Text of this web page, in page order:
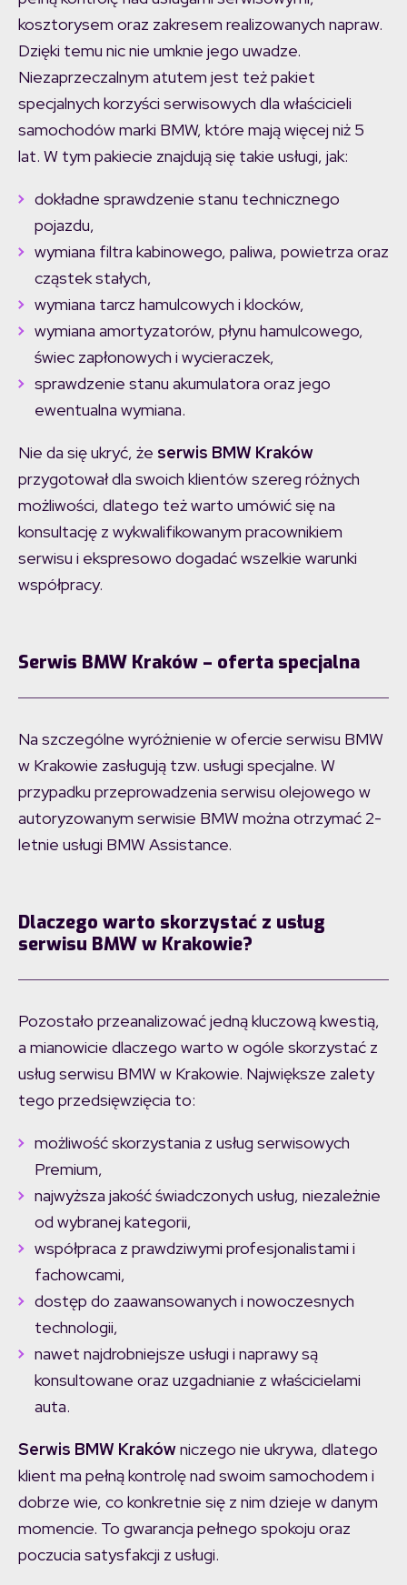
kosztorysem oraz zakresem realizowanych napraw.
Dzięki temu nic nie umknie jego uwadze.
Niezaprzeczalnym atutem jest też pakiet
specjalnych korzyści serwisowych dla właścicieli
samochodów marki BMW, które mają więcej niż 5
lat. W tym pakiecie znajdują się takie usługi, jak:
dokładne sprawdzenie stanu technicznego
pojazdu,
wymiana filtra kabinowego, paliwa, powietrza oraz
cząstek stałych,
wymiana tarcz hamulcowych i klocków,
wymiana amortyzatorów, płynu hamulcowego,
świec zapłonowych i wycieraczek,
sprawdzenie stanu akumulatora oraz jego
ewentualna wymiana.
Nie da się ukryć, że serwis BMW Kraków
przygotował dla swoich klientów szereg różnych
możliwości, dlatego też warto umówić się na
konsultację z wykwalifikowanym pracownikiem
serwisu i ekspresowo dogadać wszelkie warunki
współpracy.
Serwis BMW Kraków – oferta specjalna
Na szczególne wyróżnienie w ofercie serwisu BMW
w Krakowie zasługują tzw. usługi specjalne. W
przypadku przeprowadzenia serwisu olejowego w
autoryzowanym serwisie BMW można otrzymać 2-
letnie usługi BMW Assistance.
Dlaczego warto skorzystać z usług
serwisu BMW w Krakowie?
Pozostało przeanalizować jedną kluczową kwestią,
a mianowicie dlaczego warto w ogóle skorzystać z
usług serwisu BMW w Krakowie. Największe zalety
tego przedsięwzięcia to:
możliwość skorzystania z usług serwisowych
Premium,
najwyższa jakość świadczonych usług, niezależnie
od wybranej kategorii,
współpraca z prawdziwymi profesjonalistami i
fachowcami,
dostęp do zaawansowanych i nowoczesnych
technologii,
nawet najdrobniejsze usługi i naprawy są
konsultowane oraz uzgadnianie z właścicielami
auta.
Serwis BMW Krakówniczego nie ukrywa, dlatego
klient ma pełną kontrolę nad swoim samochodem i
dobrze wie, co konkretnie się z nim dzieje w danym
momencie. To gwarancja pełnego spokoju oraz
poczucia satysfakcji z usługi.